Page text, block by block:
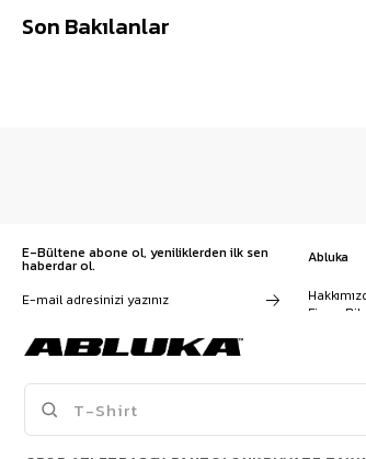
Son Bakılanlar
E-Bültene abone ol, yeniliklerden ilk sen
haberdar ol.
Kampanyalar, ürünler ve
değişiklikler hakkında e-mail ve
buradan ulaşabilirsin
Abluka
Firma